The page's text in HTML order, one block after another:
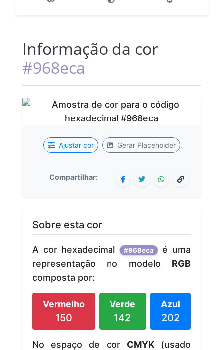
Informação da cor
#968eca
Ajustar cor Gerar Placeholder
Compartilhar:
Sobre esta cor
A cor hexadecimal #968eca
é uma
representação no modelo RGB
composta por:
Vermelho
150
Verde
142
Azul
202
No espaço de cor CMYK(usado